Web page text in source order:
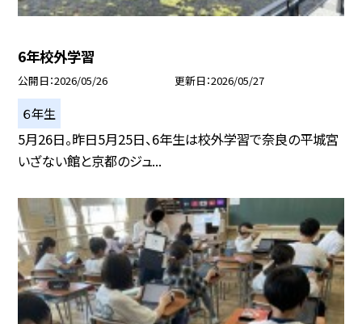
6年校外学習
公開日 2026/05/26 更新日 2026/05/27
６年生
5月26日。昨日5月25日、6年生は校外学習で奈良の平城宮
いざない館と京都のジュ...